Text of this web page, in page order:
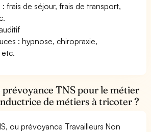
frais de séjour, frais de transport,
: hypnose, chiropraxie,
prévoyance TNS pour le métier
de métiers à tricoter ?
ou prévoyance Travailleurs Non